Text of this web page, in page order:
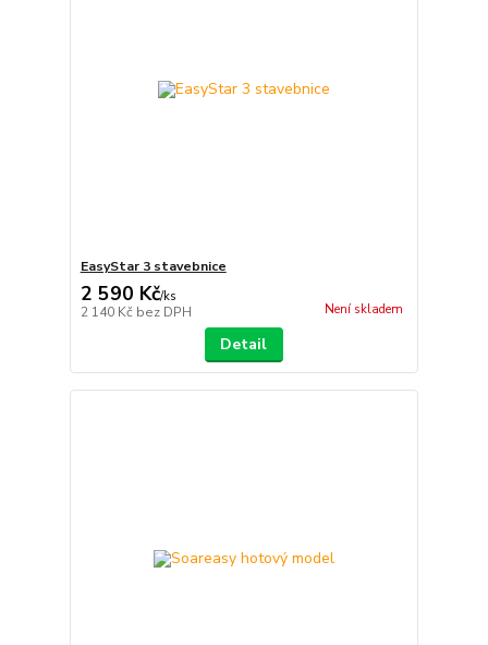
EasyStar 3 stavebnice
2 590 Kč/ks
2 140 Kč bez DPH Není skladem
Detail